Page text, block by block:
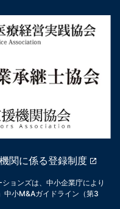
関に係る登録制度
ョンズは、中小企業庁により
中小M&Aガイドライン（第3